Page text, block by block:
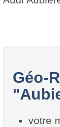
Géo-
votre